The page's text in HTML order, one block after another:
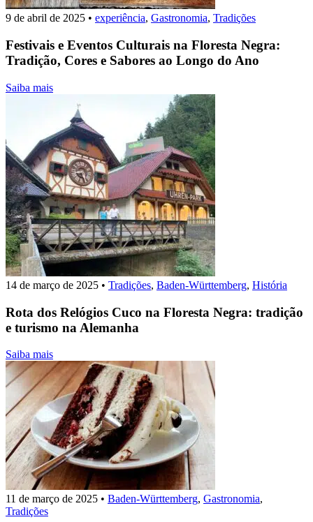
9 de abril de 2025 • experiência, Gastronomia, Tradições
Festivais e Eventos Culturais na Floresta Negra:
Tradição, Cores e Sabores ao Longo do Ano
Saiba mais
14 de março de 2025 • Tradições, Baden-Württemberg, História
Rota dos Relógios Cuco na Floresta Negra: tradição
e turismo na Alemanha
Saiba mais
11 de março de 2025 • Baden-Württemberg, Gastronomia,
Tradições